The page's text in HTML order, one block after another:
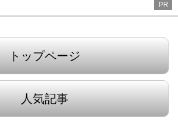
PR
トップページ
人気記事